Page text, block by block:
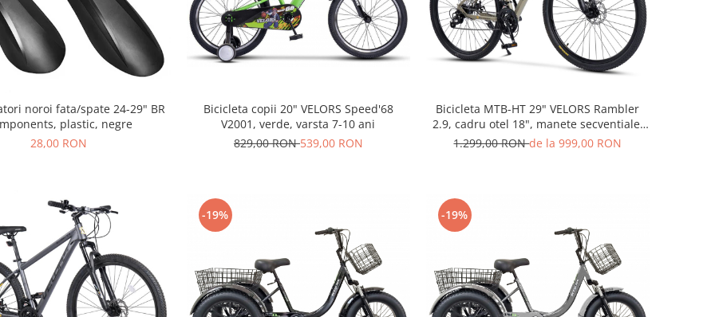
noroi fata/spate 24-29" BR
plastic, negre
28,00 RON
Bicicleta copii 20" VELORS Speed'68
V2001, verde, varsta 7-10 ani
829,00 RON539,00 RON
Bicicleta MTB-HT 29" VELORS Rambler
2.9, cadru otel 18", manete secventiale,
frane disc, 21 viteze, bej/negru
1.299,00 RONde la 999,00 RON
-19% -19%